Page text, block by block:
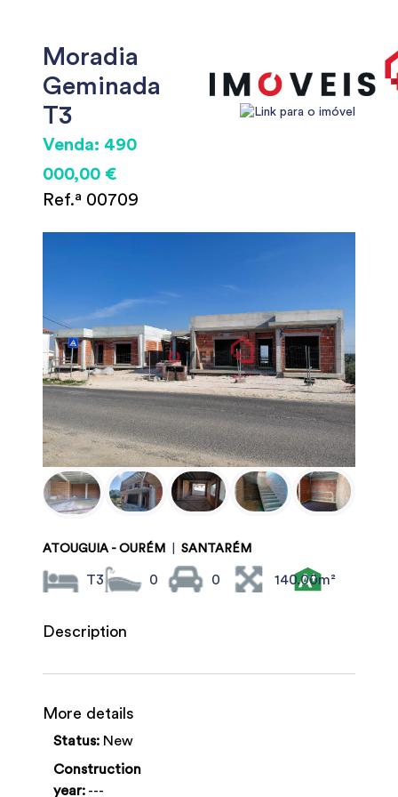
Moradia
Geminada
T3
Venda: 490
000,00 €
Ref.ª 00709
ATOUGUIA - OURÉM SANTARÉM
T3 0 0 140.00m²
Description
More details
Status: New
Construction
year: ---